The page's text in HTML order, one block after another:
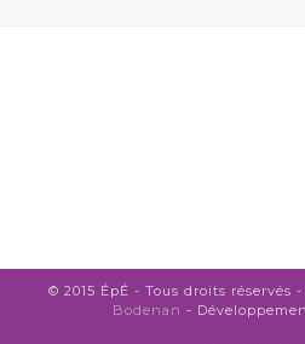
© 2015 ÉpÉ - Tous droits réservés
Bodenan -